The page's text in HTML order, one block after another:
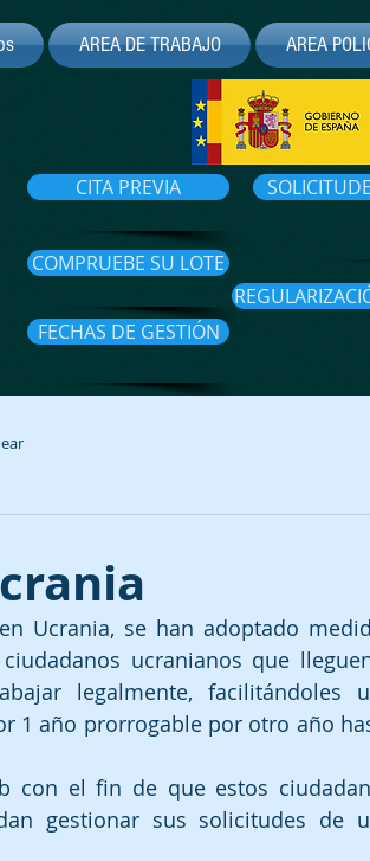
AREA DE TRABAJO AREA
CITA PREVIA
COMPRUEBE SU LOTE
FECHAS DE GESTIÓN
Ucrania, se han adoptado
ucranianos que
legalmente, facilitándoles
1 año prorrogable por otro año
con el fin de que estos
gestionar sus solicitudes de